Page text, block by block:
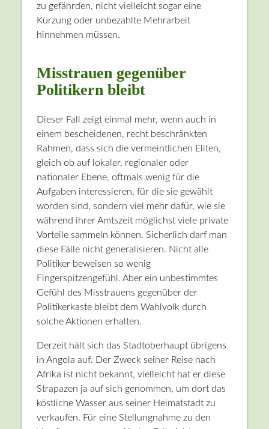
zu gefährden, nicht vielleicht sogar eine
Kürzung oder unbezahlte Mehrarbeit
hinnehmen müssen.
Misstrauen gegenüber
Politikern bleibt
Dieser Fall zeigt einmal mehr, wenn auch in
einem bescheidenen, recht beschränkten
Rahmen, dass sich die vermeintlichen Eliten,
gleich ob auf lokaler, regionaler oder
nationaler Ebene, oftmals wenig für die
Aufgaben interessieren, für die sie gewählt
worden sind, sondern viel mehr dafür, wie sie
während ihrer Amtszeit möglichst viele private
Vorteile sammeln können. Sicherlich darf man
diese Fälle nicht generalisieren. Nicht alle
Politiker beweisen so wenig
Fingerspitzengefühl. Aber ein unbestimmtes
Gefühl des Misstrauens gegenüber der
Politikerkaste bleibt dem Wahlvolk durch
solche Aktionen erhalten.
Derzeit hält sich das Stadtoberhaupt übrigens
in Angola auf. Der Zweck seiner Reise nach
Afrika ist nicht bekannt, vielleicht hat er diese
Strapazen ja auf sich genommen, um dort das
köstliche Wasser aus seiner Heimatstadt zu
verkaufen. Für eine Stellungnahme zu den